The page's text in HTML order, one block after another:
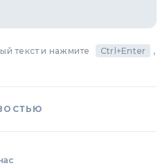
текст и нажмите Ctrl+Enter
,